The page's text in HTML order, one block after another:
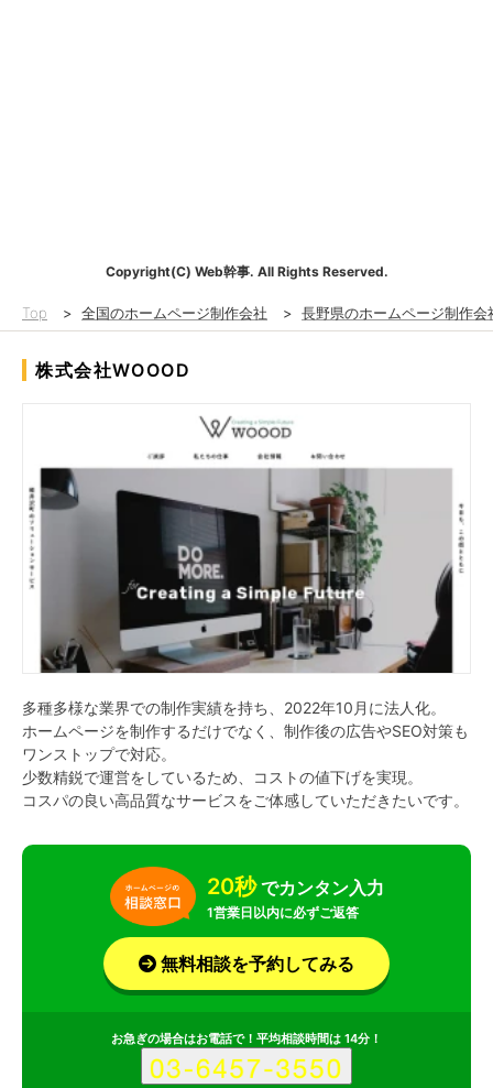
Copyright(C) Web幹事. All Rights Reserved.
Top > 全国のホームページ制作会社 > 長野県のホームページ制作会
株式会社WOOOD
多種多様な業界での制作実績を持ち、2022年10月に法人化。
ホームページを制作するだけでなく、制作後の広告やSEO対策も
ワンストップで対応。
少数精鋭で運営をしているため、コストの値下げを実現。
コスパの良い高品質なサービスをご体感していただきたいです。
20秒でカンタン入力
1営業日以内に必ずご返答
無料相談を予約してみる
お急ぎの場合はお電話で！平均相談時間は 14分！